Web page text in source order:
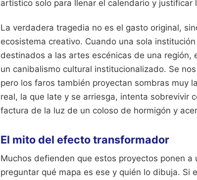
artístico solo para llenar el calendario y justificar
La verdadera tragedia no es el gasto original,
ecosistema creativo. Cuando una sola
destinados a las artes escénicas de una región,
un canibalismo cultural institucionalizado. Se
pero los faros también proyectan sombras muy
real, la que late y se arriesga, intenta sobrevivir
factura de la luz de un coloso de hormigón y
El mito del efecto transformador
Muchos defienden que estos proyectos ponen
preguntar qué mapa es ese y quién lo dibuja. Si